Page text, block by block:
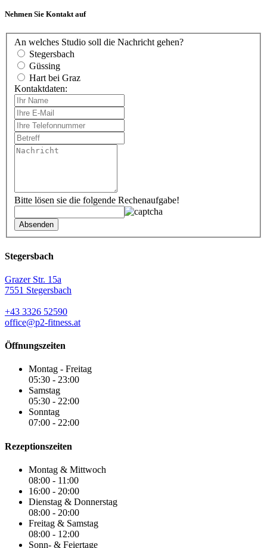
Nehmen Sie Kontakt auf
An welches Studio soll die Nachricht gehen?
Stegersbach
Güssing
Hart bei Graz
Kontaktdaten:
Bitte lösen sie die folgende Rechenaufgabe!
Stegersbach
Grazer Str. 15a
7551 Stegersbach
+43 3326 52590
office@p2-fitness.at
Öffnungszeiten
Montag - Freitag
05:30 - 23:00
Samstag
05:30 - 22:00
Sonntag
07:00 - 22:00
Rezeptionszeiten
Montag & Mittwoch
08:00 - 11:00
16:00 - 20:00
Dienstag & Donnerstag
08:00 - 20:00
Freitag & Samstag
08:00 - 12:00
Sonn- & Feiertage